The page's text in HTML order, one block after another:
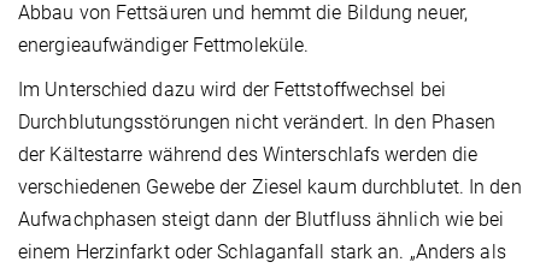
Abbau von Fettsäuren und hemmt die Bildung neuer,
energieaufwändiger Fettmoleküle.
Im Unterschied dazu wird der Fettstoffwechsel bei
Durchblutungsstörungen nicht verändert. In den Phasen
der Kältestarre während des Winterschlafs werden die
verschiedenen Gewebe der Ziesel kaum durchblutet. In den
Aufwachphasen steigt dann der Blutfluss ähnlich wie bei
einem Herzinfarkt oder Schlaganfall stark an. „Anders als